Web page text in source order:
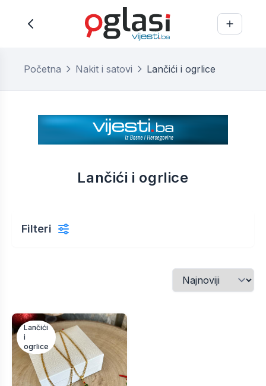
Početna Nakit i satovi Lančići i ogrlice
Lančići i ogrlice
Filteri
Lančići
i
ogrlice